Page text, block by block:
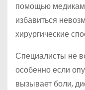
помощью
избавиться
хирургические
Специалисты не
особенно если
вызывает боли,